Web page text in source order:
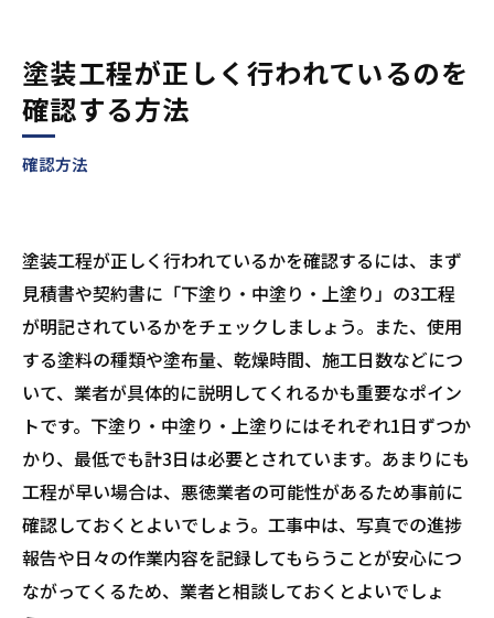
確認方法
塗装工程が正しく行われているのを
確認する方法
塗装工程が正しく行われているかを確認するには、まず
見積書や契約書に「下塗り・中塗り・上塗り」の3工程
が明記されているかをチェックしましょう。また、使用
する塗料の種類や塗布量、乾燥時間、施工日数などにつ
いて、業者が具体的に説明してくれるかも重要なポイン
トです。下塗り・中塗り・上塗りにはそれぞれ1日ずつか
かり、最低でも計3日は必要とされています。あまりにも
工程が早い場合は、悪徳業者の可能性があるため事前に
確認しておくとよいでしょう。工事中は、写真での進捗
報告や日々の作業内容を記録してもらうことが安心につ
ながってくるため、業者と相談しておくとよいでしょ